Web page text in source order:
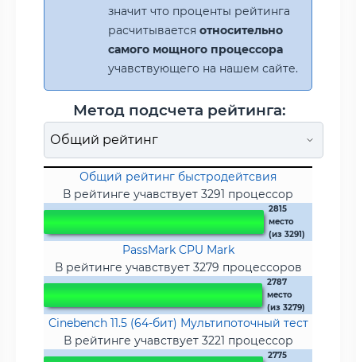
значит что проценты рейтинга
расчитывается относительно
самого мощного процессора
учавствующего на нашем сайте.
Метод подсчета рейтинга:
Общий рейтинг быстродейтсвия
В рейтинге учавствует 3291 процессор
2815
место
(из 3291)
PassMark CPU Mark
В рейтинге учавствует 3279 процессоров
2787
место
(из 3279)
Cinebench 11.5 (64-бит) Мультипоточный тест
В рейтинге учавствует 3221 процессор
2775